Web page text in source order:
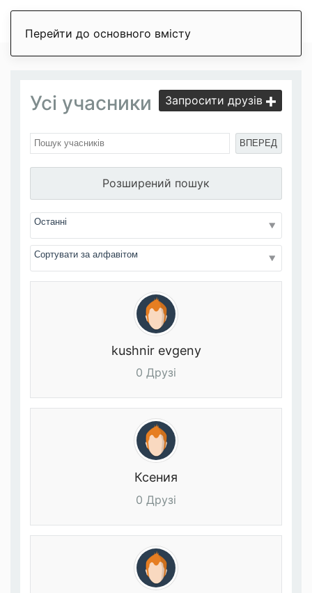
Перейти до основного вмісту
Усі учасники
ВПЕРЕД
Запросити друзів
Розширений пошук
kushnir evgeny
0 Друзі
Ксения
0 Друзі